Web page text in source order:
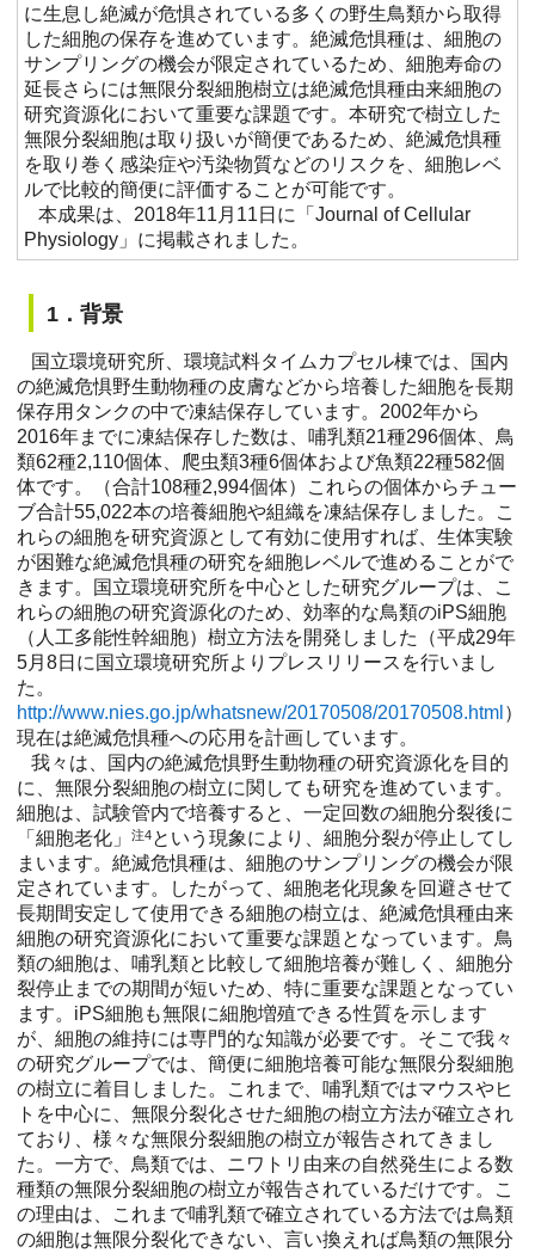
に生息し絶滅が危惧されている多くの野生鳥類から取得
した細胞の保存を進めています。絶滅危惧種は、細胞の
サンプリングの機会が限定されているため、細胞寿命の
延長さらには無限分裂細胞樹立は絶滅危惧種由来細胞の
研究資源化において重要な課題です。本研究で樹立した
無限分裂細胞は取り扱いが簡便であるため、絶滅危惧種
を取り巻く感染症や汚染物質などのリスクを、細胞レベ
ルで比較的簡便に評価することが可能です。
本成果は、2018年11月11日に「Journal of Cellular
Physiology」に掲載されました。
1．背景
国立環境研究所、環境試料タイムカプセル棟では、国内
の絶滅危惧野生動物種の皮膚などから培養した細胞を長期
保存用タンクの中で凍結保存しています。2002年から
2016年までに凍結保存した数は、哺乳類21種296個体、鳥
類62種2,110個体、爬虫類3種6個体および魚類22種582個
体です。（合計108種2,994個体）これらの個体からチュー
ブ合計55,022本の培養細胞や組織を凍結保存しました。こ
れらの細胞を研究資源として有効に使用すれば、生体実験
が困難な絶滅危惧種の研究を細胞レベルで進めることがで
きます。国立環境研究所を中心とした研究グループは、こ
れらの細胞の研究資源化のため、効率的な鳥類のiPS細胞
（人工多能性幹細胞）樹立方法を開発しました（平成29年
5月8日に国立環境研究所よりプレスリリースを行いまし
た。
http://www.nies.go.jp/whatsnew/20170508/20170508.html ）
現在は絶滅危惧種への応用を計画しています。
我々は、国内の絶滅危惧野生動物種の研究資源化を目的
に、無限分裂細胞の樹立に関しても研究を進めています。
細胞は、試験管内で培養すると、一定回数の細胞分裂後に
「細胞老化」
注4という現象により、細胞分裂が停止してし
まいます。絶滅危惧種は、細胞のサンプリングの機会が限
定されています。したがって、細胞老化現象を回避させて
長期間安定して使用できる細胞の樹立は、絶滅危惧種由来
細胞の研究資源化において重要な課題となっています。鳥
類の細胞は、哺乳類と比較して細胞培養が難しく、細胞分
裂停止までの期間が短いため、特に重要な課題となってい
ます。iPS細胞も無限に細胞増殖できる性質を示します
が、細胞の維持には専門的な知識が必要です。そこで我々
の研究グループでは、簡便に細胞培養可能な無限分裂細胞
の樹立に着目しました。これまで、哺乳類ではマウスやヒ
トを中心に、無限分裂化させた細胞の樹立方法が確立され
ており、様々な無限分裂細胞の樹立が報告されてきまし
た。一方で、鳥類では、ニワトリ由来の自然発生による数
種類の無限分裂細胞の樹立が報告されているだけです。こ
の理由は、これまで哺乳類で確立されている方法では鳥類
の細胞は無限分裂化できない、言い換えれば鳥類の無限分